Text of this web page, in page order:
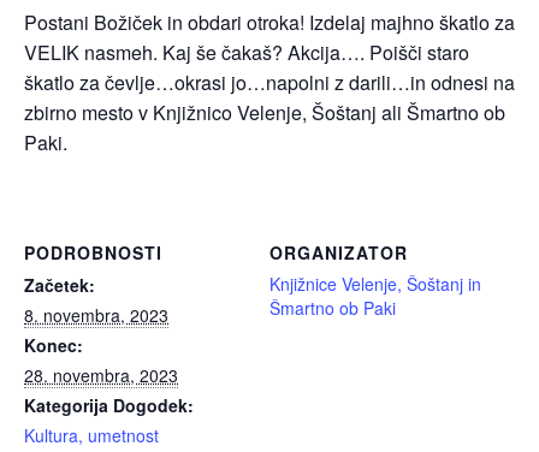
Postani Božiček in obdari otroka! Izdelaj majhno škatlo za
VELIK nasmeh. Kaj še čakaš? Akcija…. Poišči staro
škatlo za čevlje…okrasi jo…napolni z darili…in odnesi na
zbirno mesto v Knjižnico Velenje, Šoštanj ali Šmartno ob
Paki.
PODROBNOSTI
Začetek:
8. novembra, 2023
Konec:
28. novembra, 2023
Kategorija Dogodek:
Kultura, umetnost
ORGANIZATOR
Knjižnice Velenje, Šoštanj in
Šmartno ob Paki